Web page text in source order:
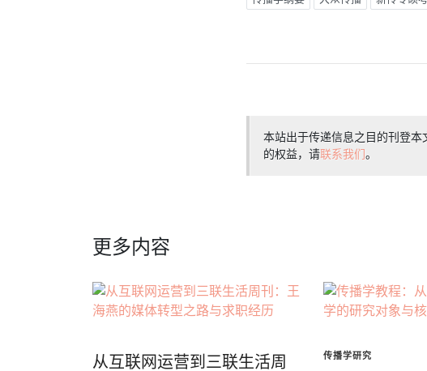
本站出于传递信息之目的刊登
的权益，请联系我们。
更多内容
从互联网运营到三联生活周
传播学研究